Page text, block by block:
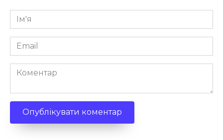
Ім'я
*
Email
*
Коментар